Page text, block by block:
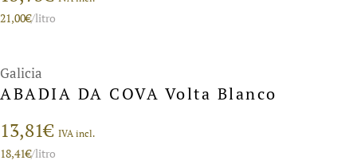
21,00€/litro
Galicia
ABADIA DA COVA Volta Blanco
13,81€ IVA incl.
18,41€/litro